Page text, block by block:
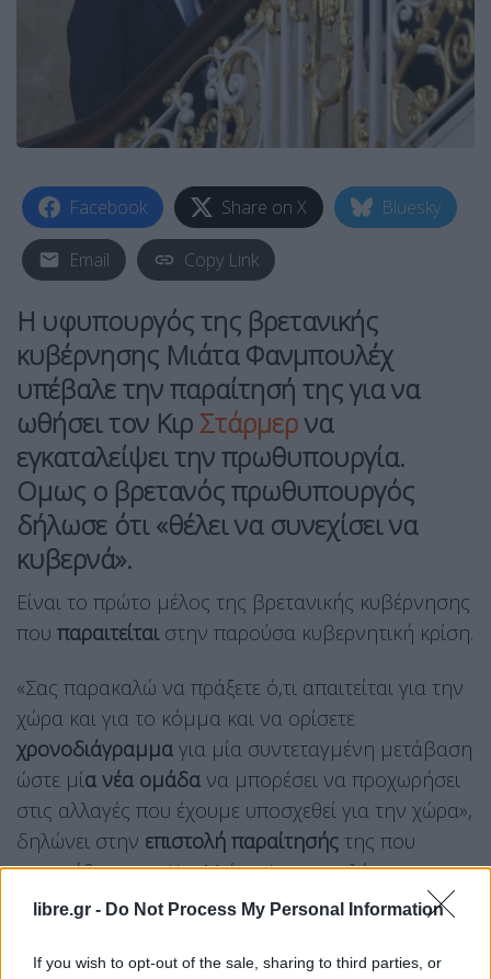
libre.gr - Do Not Process My Personal Information
If you wish to opt-out of the sale, sharing to third parties, or
Facebook Share on X Bluesky
Email Copy Link
Η υφυπουργός της βρετανικής
κυβέρνησης Μιάτα Φανμπουλέχ
υπέβαλε την παραίτησή της για να
ωθήσει τον Κιρ Στάρμερνα
εγκαταλείψει την πρωθυπουργία.
Ομως ο βρετανός πρωθυπουργός
δήλωσε ότι «θέλει να συνεχίσει να
κυβερνά».
Είναι το πρώτο μέλος της βρετανικής κυβέρνησης
που παραιτείται στην παρούσα κυβερνητική κρίση.
«Σας παρακαλώ να πράξετε ό,τι απαιτείται για την
χώρα και για το κόμμα και να ορίσετε
χρονοδιάγραμμα για μία συντεταγμένη μετάβαση
ώστε μία νέα ομάδα να μπορέσει να προχωρήσει
στις αλλαγές που έχουμε υποσχεθεί για την χώρα»,
δηλώνει στην επιστολή παραίτησής της που
αναρτήθηκε στο Χ η Μιάτα Φανμπουλέχ.
Ωστόσο, ο Κιρ Στάρμερ δήλωσε προς τα μέλη της